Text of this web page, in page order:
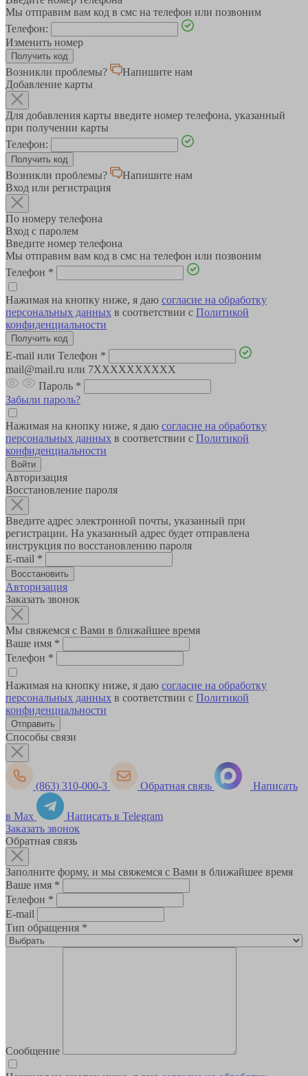
Мы отправим вам код в смс на телефон или позвоним
Телефон:
Изменить номер
Возникли проблемы?
Напишите нам
Добавление карты
Для добавления карты введите номер телефона, указанный
при получении карты
Телефон:
Возникли проблемы?
Напишите нам
Вход или регистрация
По номеру телефона
Вход с паролем
Введите номер телефона
Мы отправим вам код в смс на телефон или позвоним
Телефон *
Нажимая на кнопку ниже, я даю согласие на обработку
персональных данных в соответствии с Политикой
конфиденциальности
E-mail или Телефон *
mail@mail.ru или 7XXXXXXXXXX
Пароль *
Забыли пароль?
Нажимая на кнопку ниже, я даю согласие на обработку
персональных данных в соответствии с Политикой
конфиденциальности
Авторизация
Восстановление пароля
Введите адрес электронной почты, указанный при
регистрации. На указанный адрес будет отправлена
инструкция по восстановлению пароля
E-mail *
Авторизация
Заказать звонок
Мы свяжемся с Вами в ближайшее время
Ваше имя *
Телефон *
Нажимая на кнопку ниже, я даю согласие на обработку
персональных данных в соответствии с Политикой
конфиденциальности
Способы связи
(863) 310-000-3 Обратная связь Написать
в Max
Написать в Telegram
Заказать звонок
Обратная связь
Заполните форму, и мы свяжемся с Вами в ближайшее время
Ваше имя *
Телефон *
E-mail
Тип обращения *
Сообщение